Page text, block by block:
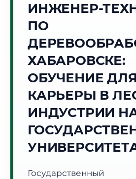
🦅
Точное местное
Суббота, 8 Августа
2026 г.
🌅 Восход:05:43
Световой день:14 ч. 44
Субъект:
ИНЖЕНЕР-
ПО
ХАБАРОВСКЕ:
ОБУЧЕНИЕ ДЛЯ
КАРЬЕРЫ В
ИНДУСТРИИ
Государственный